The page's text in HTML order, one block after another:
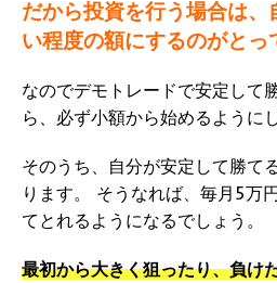
だから投資を行う場合は
い程度の額にするのがとっ
なのでデモトレードで安定して
ら、必ず小額から始めるように
そのうち、自分が安定して勝て
ります。 そうなれば、毎月5万
てとれるようになるでしょう。
最初から大きく狙ったり、負け